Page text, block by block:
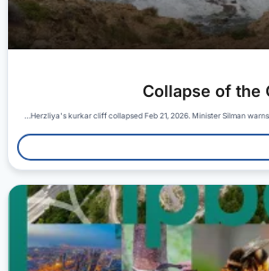
Collapse of the
Herzliya's kurkar cliff collapsed Feb 21, 2026. Minister Silman warns